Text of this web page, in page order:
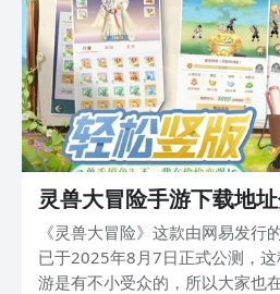
灵兽大冒险手游下载地
《灵兽大冒险》这款由网易发行
已于2025年8月7日正式公测，
游是有不小受众的，所以大家也